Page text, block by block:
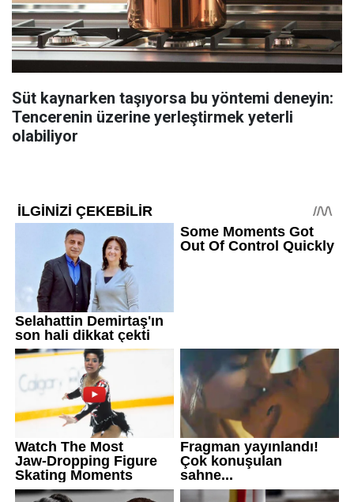
Süt kaynarken taşıyorsa bu yöntemi deneyin:
Tencerenin üzerine yerleştirmek yeterli
olabiliyor